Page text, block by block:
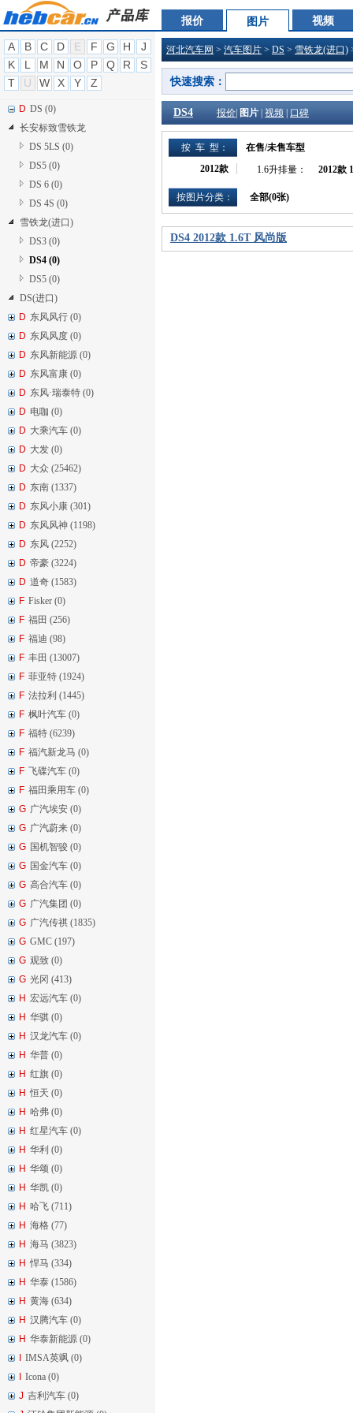
报价 图片 视频
A B C D E F G H
J
K
L M N O P Q R
S
T
U W X Y Z
C 长安凯程 (0)
C 长安跨越 (0)
C 车驰汽车 (0)
D 东风风光 (0)
D 大运 (0)
D DS (0)
长安标致雪铁龙
DS 5LS (0)
DS5 (0)
DS 6 (0)
DS 4S (0)
雪铁龙(进口)
DS3 (0)
DS4 (0)
DS5 (0)
DS(进口)
D 东风风行 (0)
D 东风风度 (0)
D 东风新能源 (0)
D 东风富康 (0)
D 东风·瑞泰特 (0)
D 电咖 (0)
D 大乘汽车 (0)
D 大发 (0)
D 大众 (25462)
D 东南 (1337)
D 东风小康 (301)
D 东风风神 (1198)
D 东风 (2252)
D 帝豪 (3224)
D 道奇 (1583)
F Fisker (0)
F 福田 (256)
F 福迪 (98)
F 丰田 (13007)
F 菲亚特 (1924)
F 法拉利 (1445)
F 枫叶汽车 (0)
F 福特 (6239)
F 福汽新龙马 (0)
F 飞碟汽车 (0)
F 福田乘用车 (0)
G 广汽埃安 (0)
G 广汽蔚来 (0)
G 国机智骏 (0)
G 国金汽车 (0)
G 高合汽车 (0)
G 广汽集团 (0)
G 广汽传祺 (1835)
G GMC (197)
G 观致 (0)
G 光冈 (413)
H 宏远汽车 (0)
H 华骐 (0)
H 汉龙汽车 (0)
H 华普 (0)
H 红旗 (0)
H 恒天 (0)
H 哈弗 (0)
H 红星汽车 (0)
H 华利 (0)
H 华颂 (0)
H 华凯 (0)
H 哈飞 (711)
H 海格 (77)
H 海马 (3823)
H 悍马 (334)
H 华泰 (1586)
H 黄海 (634)
H 汉腾汽车 (0)
H 华泰新能源 (0)
IMSA英飒 (0)
Icona (0)
J 吉利汽车 (0)
河北汽车网 > 汽车图片 > DS > 雪铁龙(进口)
快速搜索：
DS4 报价 图片 视频 口碑
按 车 型：
在售/未售车型
2012款
1.6升排量： 2012款
按图片分类： 全部(0张)
DS4 2012款 1.6T 风尚版